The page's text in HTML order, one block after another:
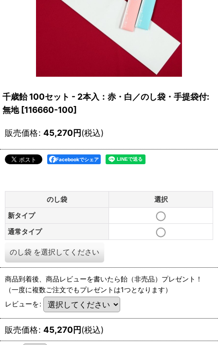
千歳飴 100セット - 2本入：赤・白／のし袋・手提袋付:
無地 [116660-100]
販売価格: 45,270円(税込)
Facebookでシェア
のし袋
選択
新タイプ
通常タイプ
のし袋 を選択してください
商品到着後、商品レビューを書いたら飴（非売品）プレゼント！
（一度に複数ご注文でもプレゼントは1つとなります）
レビューを:
販売価格: 45,270円(税込)